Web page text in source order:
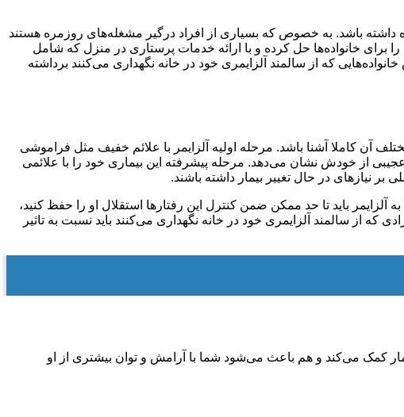
داشته باشد. به خصوص که بسیاری از افراد درگیر مشغله‌های روزمره هستند
برای خانواده‌ها حل کرده و با ارائه خدمات پرستاری در منزل که شامل
که از سالمند آلزایمری خود در خانه نگهداری می‌کنند برداشته
آن کاملا آشنا باشد. مرحله اولیه آلزایمر با علائم خفیف مثل فراموشی
از خودش نشان می‌دهد. مرحله پیشرفته این بیماری خود را با علائمی
در حال تغییر بیمار داشته باشند.
باید تا حد ممکن ضمن کنترل این رفتارها استقلال او را حفظ کنید،
که از سالمند آلزایمری خود در خانه نگهداری می‌کنند باید نسبت به تاثیر
کمک می‌کند و هم باعث می‌شود شما با آرامش و توان بیشتری از او